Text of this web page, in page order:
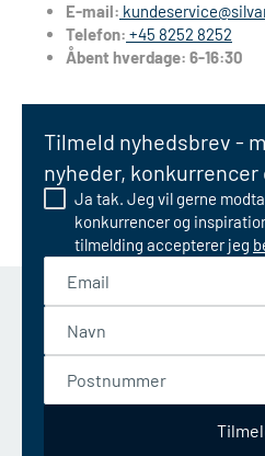
E-mail:
Telefon: +45 8252 8252
Åbent hverdage: 6-16:30
Tilmeld nyhedsbrev -
nyheder,
Ja tak. Jeg vil gerne
konkurrencer og
tilmelding accepterer jeg